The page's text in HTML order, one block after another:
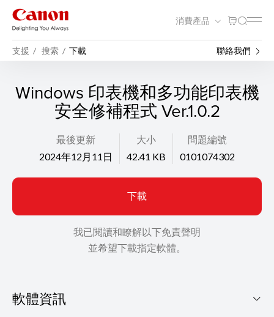
消費產品
支援 搜索 下載 聯絡我們
Windows 印表機和多功能印表機
安全修補程式 Ver.1.0.2
最後更新
2024年12月11日
大小
42.41 KB
問題編號
0101074302
下載
我已閱讀和瞭解以下免責聲明
並希望下載指定軟體。
軟體資訊